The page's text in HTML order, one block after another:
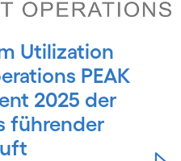
Utilization
PEAK
2025 der
führender